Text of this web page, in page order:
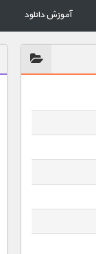
آموزش دانلود